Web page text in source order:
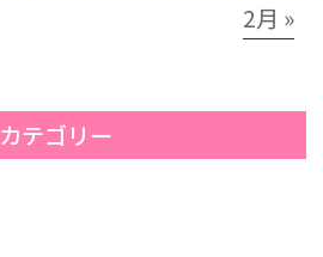
2月 »
カテゴリー